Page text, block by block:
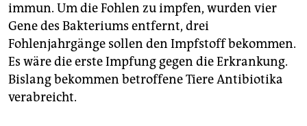
immun. Um die Fohlen zu impfen, wurden vier
Gene des Bakteriums entfernt, drei
Fohlenjahrgänge sollen den Impfstoff bekommen.
Es wäre die erste Impfung gegen die Erkrankung.
Bislang bekommen betroffene Tiere Antibiotika
verabreicht.